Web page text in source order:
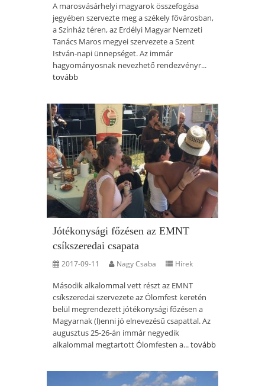
A marosvásárhelyi magyarok összefogása
jegyében szervezte meg a székely fővárosban,
a Színház téren, az Erdélyi Magyar Nemzeti
Tanács Maros megyei szervezete a Szent
István-napi ünnepséget. Az immár
hagyományosnak nevezhető rendezvényr...
tovább
Jótékonysági főzésen az EMNT
csíkszeredai csapata
2017-09-11 Nagy Csaba Hírek
Második alkalommal vett részt az EMNT
csíkszeredai szervezete az Ólomfest keretén
belül megrendezett jótékonysági főzésen a
Magyarnak (l)enni jó elnevezésű csapattal. Az
augusztus 25-26-án immár negyedik
alkalommal megtartott Ólomfesten a...tovább